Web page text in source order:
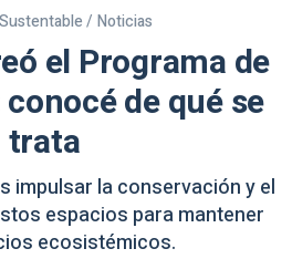
/ Noticias
el Programa de
de qué se
trata
impulsar la conservación y el
espacios para mantener
ecosistémicos.